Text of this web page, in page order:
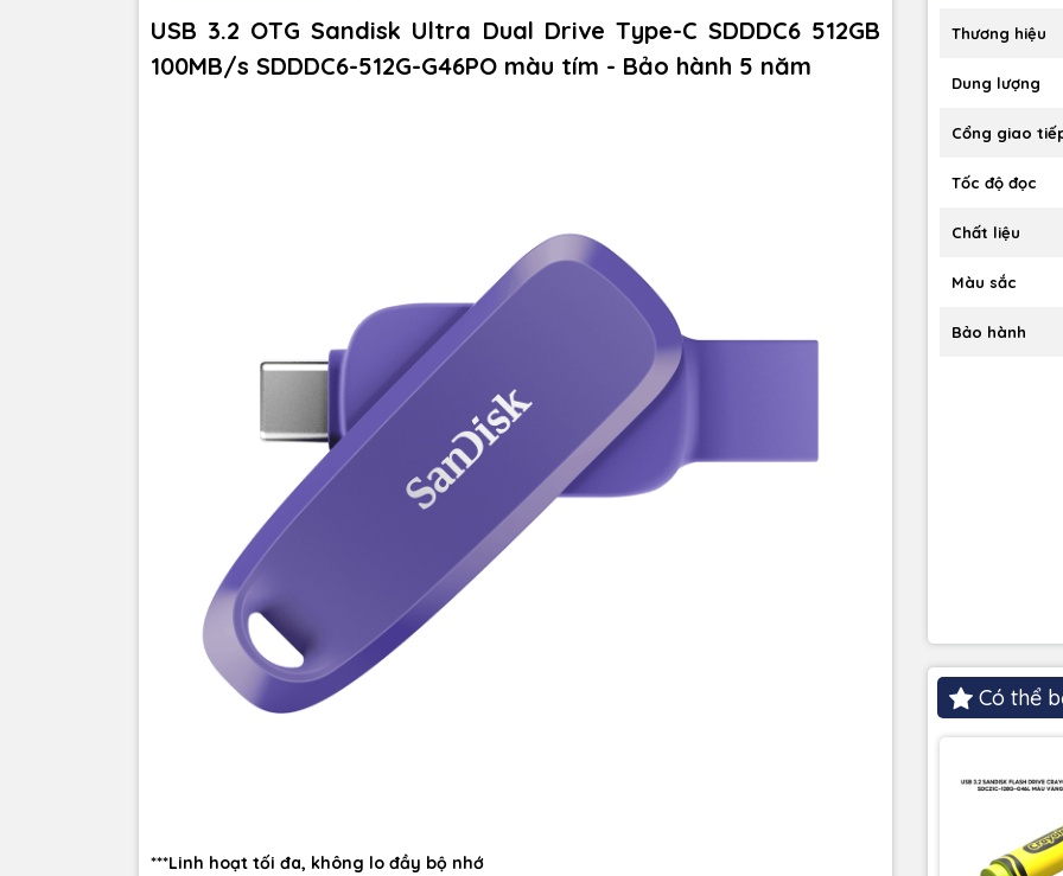
USB 3.2 OTG Sandisk Ultra Dual Drive Type-C SDDDC6 512GB
100MB/s SDDDC6-512G-G46PO màu tím - Bảo hành 5 năm
***Linh hoạt tối đa, không lo đầy bộ nhớ
Thương hiệu
Dung lượng
Cổng giao
Tốc độ đọc
Chất liệu
Màu sắc
Bảo hành
Có thể